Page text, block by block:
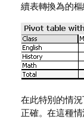
續表轉換為的
在此特別的情
正確。在這種